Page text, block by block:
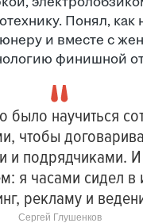
Понял, как
и вместе с
финишной
было научиться
чтобы
и подрядчиками. И
я часами сидел в
рекламу и
Сергей Глушенков